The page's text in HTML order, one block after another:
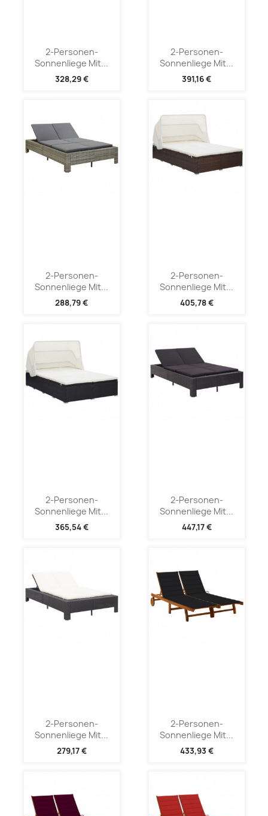
2-Personen-
Sonnenliege Mit...
328,29 €
2-Personen-
Sonnenliege Mit...
391,16 €
2-Personen-
Sonnenliege Mit...
288,79 €
2-Personen-
Sonnenliege Mit...
405,78 €
2-Personen-
Sonnenliege Mit...
365,54 €
2-Personen-
Sonnenliege Mit...
447,17 €
2-Personen-
Sonnenliege Mit...
279,17 €
2-Personen-
Sonnenliege Mit...
433,93 €